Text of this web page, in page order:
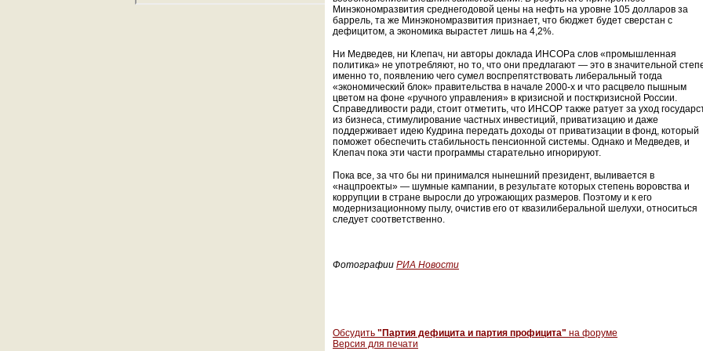
Минэкономразвития среднегодовой цены на нефть на уровне 105 долларов за
баррель, та же Минэкономразвития признает, что бюджет будет сверстан с
дефицитом, а экономика вырастет лишь на 4,2%.
Ни Медведев, ни Клепач, ни авторы доклада ИНСОРа слов «промышленная
политика» не употребляют, но то, что они предлагают — это в значительной
именно то, появлению чего сумел воспрепятствовать либеральный тогда
«экономический блок» правительства в начале 2000-х и что расцвело пышным
цветом на фоне «ручного управления» в кризисной и посткризисной России.
Справедливости ради, стоит отметить, что ИНСОР также ратует за уход
из бизнеса, стимулирование частных инвестиций, приватизацию и даже
поддерживает идею Кудрина передать доходы от приватизации в фонд, который
поможет обеспечить стабильность пенсионной системы. Однако и Медведев, и
Клепач пока эти части программы старательно игнорируют.
Пока все, за что бы ни принимался нынешний президент, выливается в
«нацпроекты» — шумные кампании, в результате которых степень воровства и
коррупции в стране выросли до угрожающих размеров. Поэтому и к его
модернизационному пылу, очистив его от квазилиберальной шелухи, относиться
следует соответственно.
Фотографии РИА Новости
Обсудить "Партия дефицита и партия профицита" на форуме
Версия для печати